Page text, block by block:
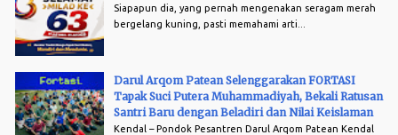
Siapapun dia, yang pernah mengenakan seragam merah
bergelang kuning, pasti memahami arti...
Darul Arqom Patean Selenggarakan FORTASI
Tapak Suci Putera Muhammadiyah, Bekali Ratusan
Santri Baru dengan Beladiri dan Nilai Keislaman
Kendal – Pondok Pesantren Darul Arqom Patean Kendal